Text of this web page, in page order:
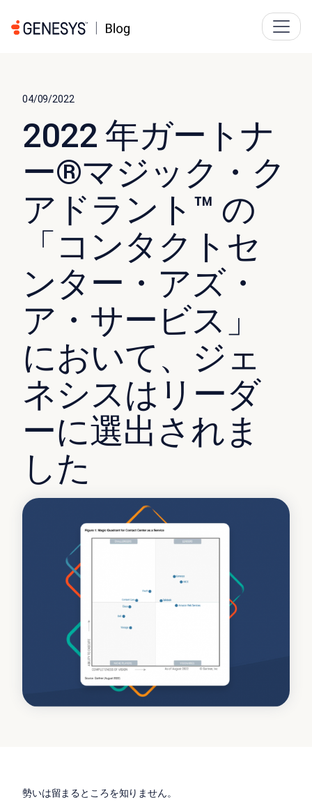
04/09/2022
2022 年ガートナ
ー®マジック・ク
アドラント™ の
「コンタクトセ
ンター・アズ・
ア・サービス」
において、ジェ
ネシスはリーダ
ーに選出されま
した
勢いは留まるところを知りません。